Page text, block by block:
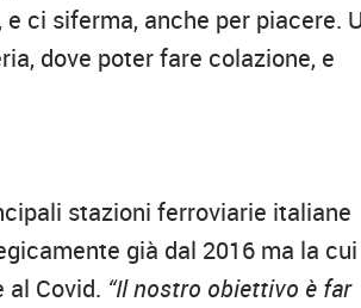
ci siferma, anche per piacere.
dove poter fare colazione, e
stazioni ferroviarie italiane
già dal 2016 ma la cui
Covid. “Il nostro obiettivo è far